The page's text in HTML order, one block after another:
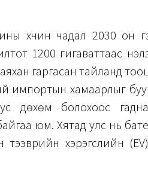
хүчин чадал 2030 он
1200 гигаваттаас
гаргасан тайланд
импортын хамаарлыг
дөхөм болохоос гадна
байгаа юм. Хятад улс нь
тээврийн хэрэгслийн